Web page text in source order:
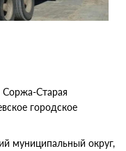
Соржа-Старая
городское
муниципальный округ,